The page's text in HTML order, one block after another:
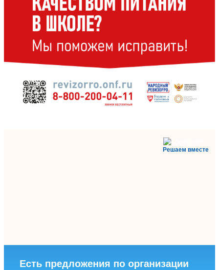
Решаем вместе
Есть предложения по организации